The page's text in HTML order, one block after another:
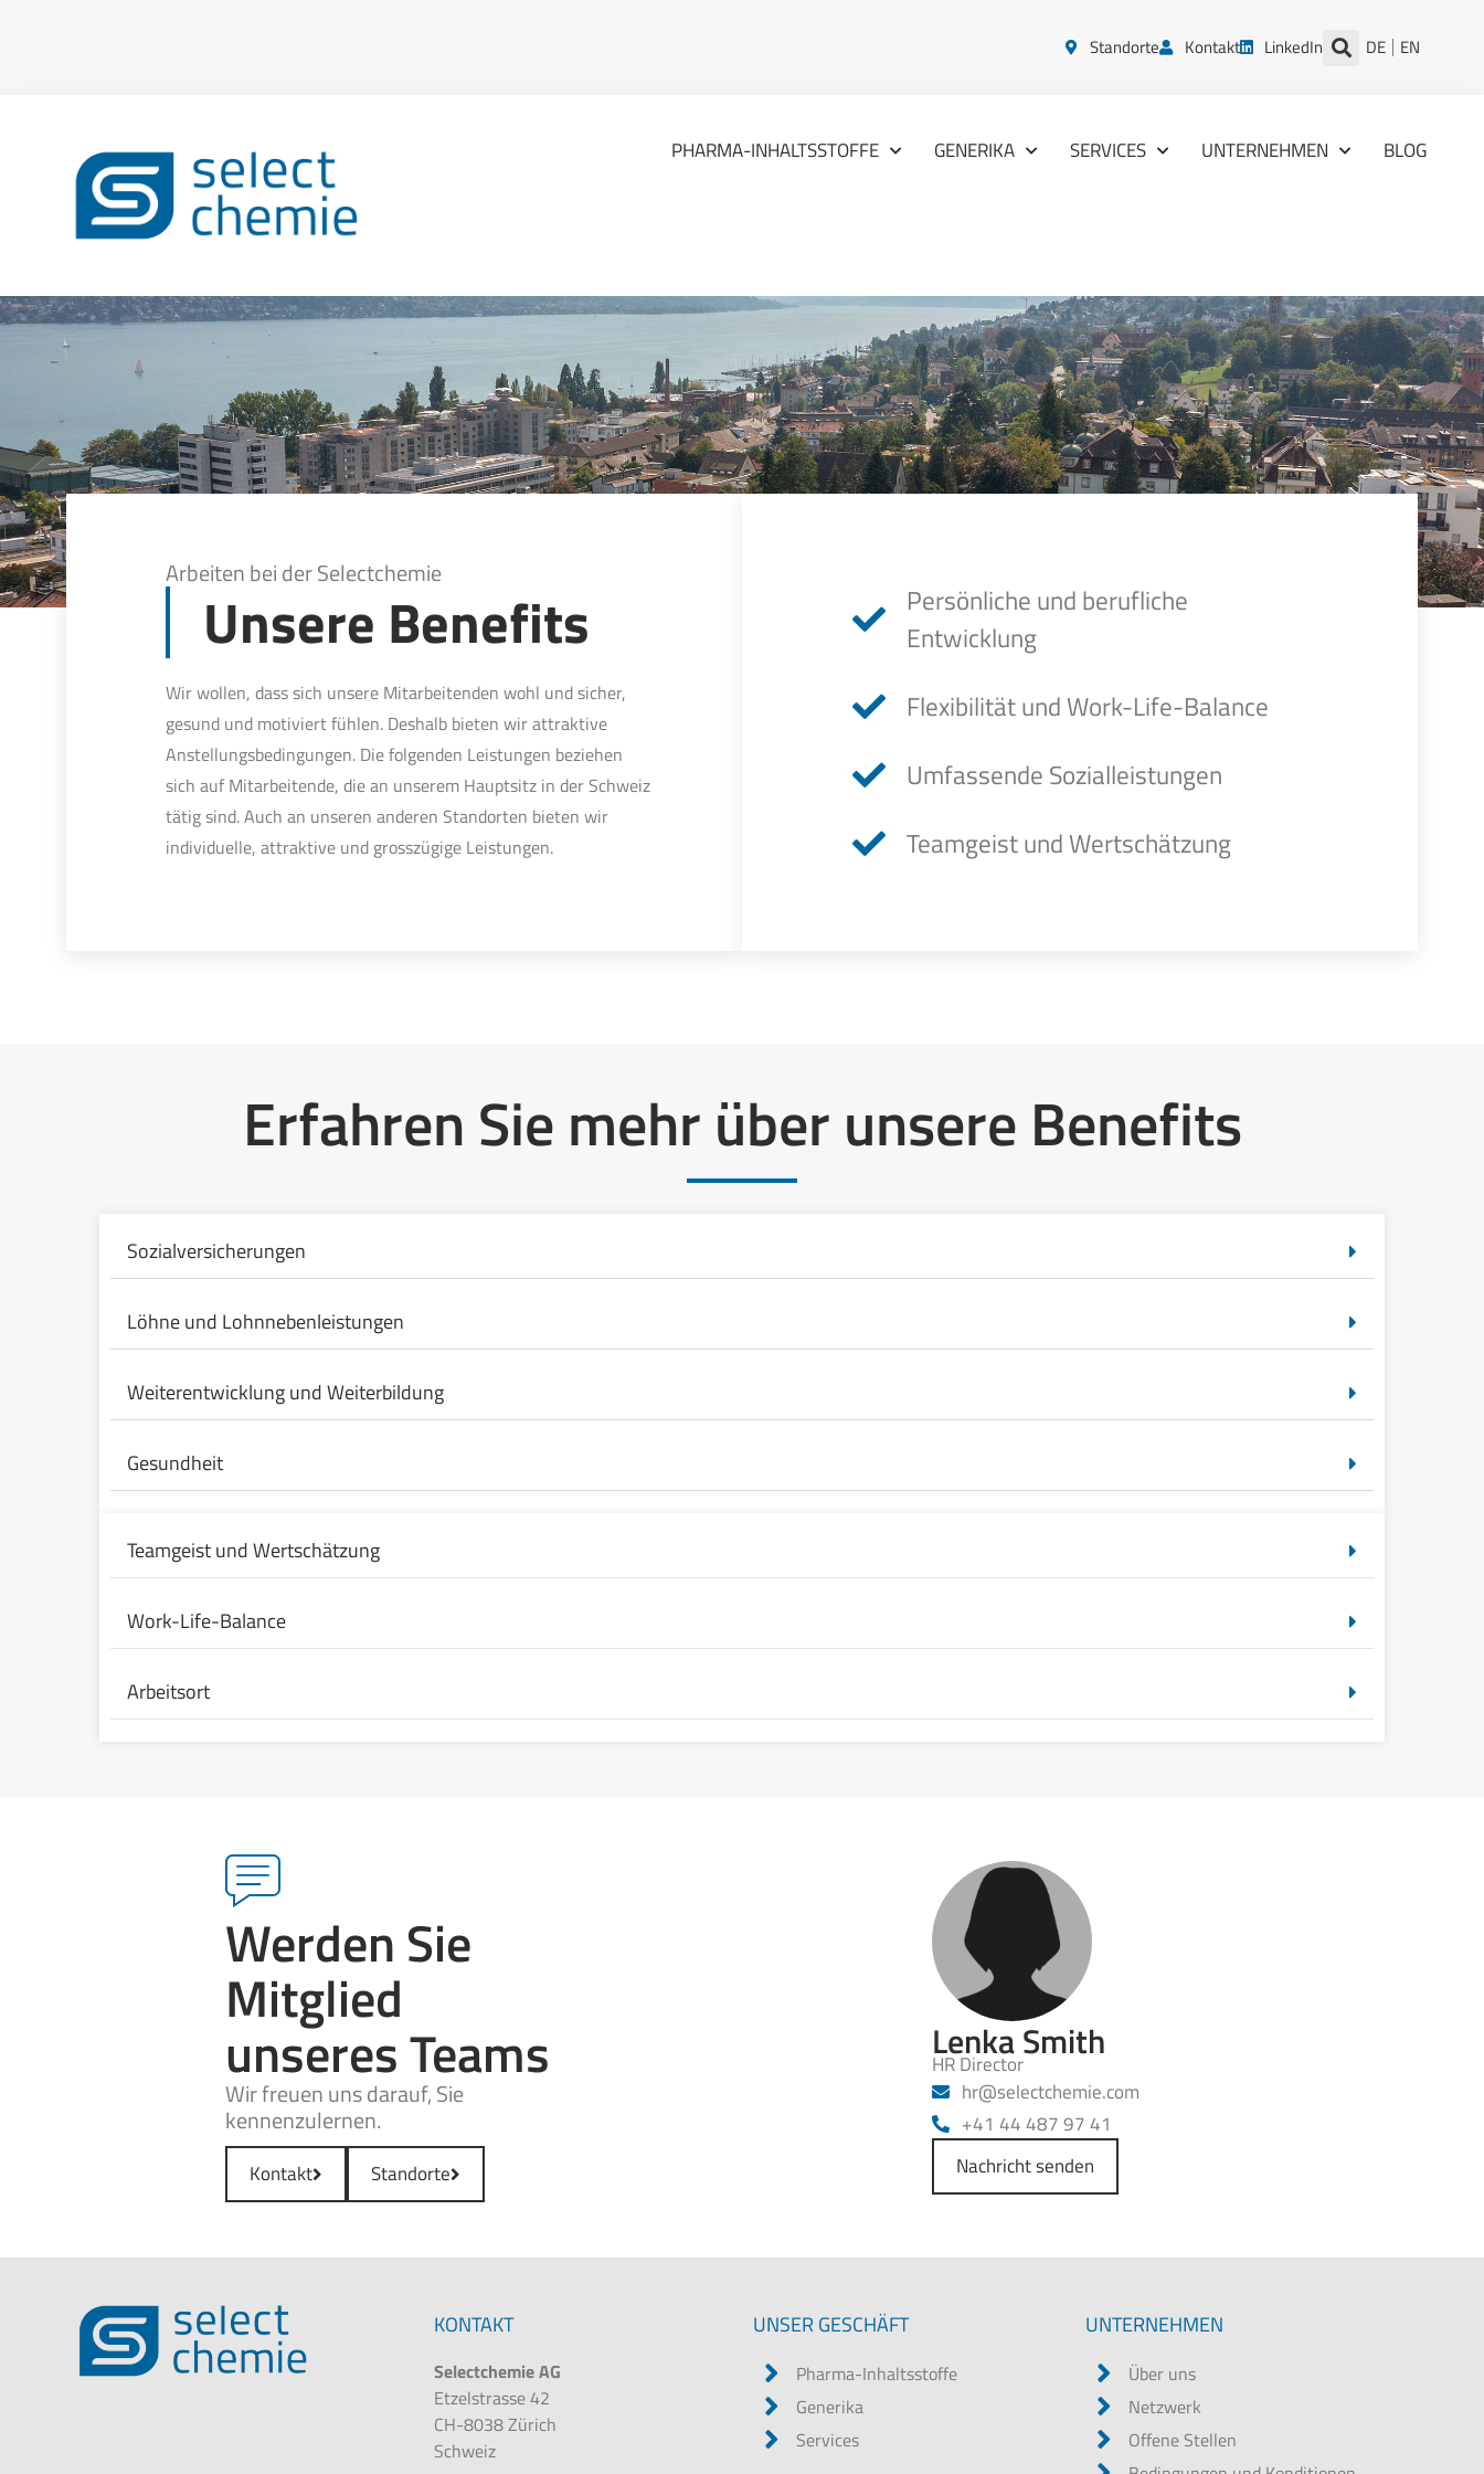
Standorte Kontakt LinkedIn DE EN
PHARMA-INHALTSSTOFFE GENERIKA SERVICES UNTERNEHMEN BLOG
Arbeiten bei der Selectchemie
Unsere Benefits
Wir wollen, dass sich unsere Mitarbeitenden wohl und sicher,
gesund und motiviert fühlen. Deshalb bieten wir attraktive
Anstellungsbedingungen. Die folgenden Leistungen beziehen
sich auf Mitarbeitende, die an unserem Hauptsitz in der Schweiz
tätig sind. Auch an unseren anderen Standorten bieten wir
individuelle, attraktive und grosszügige Leistungen.
Persönliche und berufliche
Entwicklung
Flexibilität und Work-Life-Balance
Umfassende Sozialleistungen
Teamgeist und Wertschätzung
Erfahren Sie mehr über unsere Benefits
Sozialversicherungen
Löhne und Lohnnebenleistungen
Weiterentwicklung und Weiterbildung
Gesundheit
Teamgeist und Wertschätzung
Work-Life-Balance
Arbeitsort
Werden Sie
Mitglied
unseres Teams
Wir freuen uns darauf, Sie
kennenzulernen.
Kontakt Standorte
Lenka Smith
HR Director
moc.eimehctceles
@rh
+41 44 487 97 41
Nachricht senden
KONTAKT
Selectchemie AG
Etzelstrasse 42
CH-8038 Zürich
Schweiz
UNSER GESCHÄFT
Pharma-Inhaltsstoffe
Generika
Services
UNTERNEHMEN
Über uns
Netzwerk
Offene Stellen